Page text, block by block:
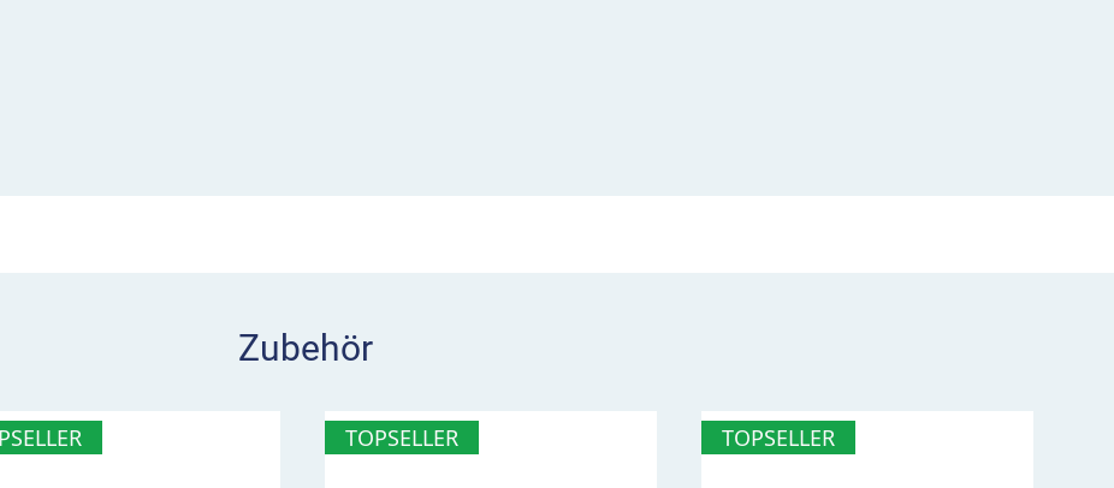
die Spur wechseln
ein oder mehrere Ziele
415-20 in der Regel
das
Zubehör
TOPSELLER TOPSELLER